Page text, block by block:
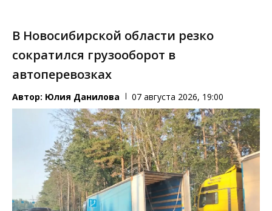
В Новосибирской области резко
сократился грузооборот в
автоперевозках
Автор: Юлия Данилова 07 августа 2026, 19:00